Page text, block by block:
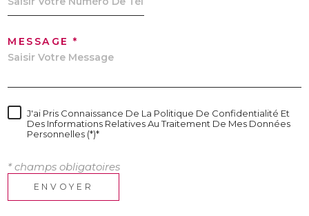
MESSAGE *
J'ai Pris Connaissance De La Politique De Confidentialité Et
Des Informations Relatives Au Traitement De Mes Données
Personnelles (*)*
* champs obligatoires
ENVOYER